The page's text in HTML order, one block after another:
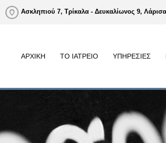
Ασκληπιού 7, Τρίκαλα - Δευκαλίωνος 9, Λάρισα
ΑΡΧΙΚΗ ΤΟ ΙΑΤΡΕΙΟ ΥΠΗΡΕΣΙΕΣ